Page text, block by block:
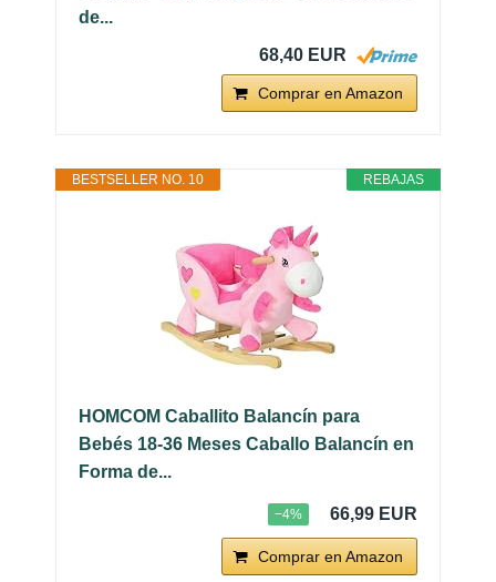
de...
68,40 EUR
Comprar en Amazon
REBAJAS
BESTSELLER NO. 10
HOMCOM Caballito Balancín para
Bebés 18-36 Meses Caballo Balancín en
Forma de...
−4% 66,99 EUR
Comprar en Amazon